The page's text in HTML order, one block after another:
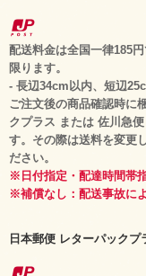
配送料金は全国一律185
限ります。
- 長辺34cm以内、短辺
ご注文後の商品確認時に
クプラス または 佐川急
す。その際は送料を変更
ださい。
※日付指定・配達時間帯
※補償なし：配送事故に
日本郵便 レターパックプ